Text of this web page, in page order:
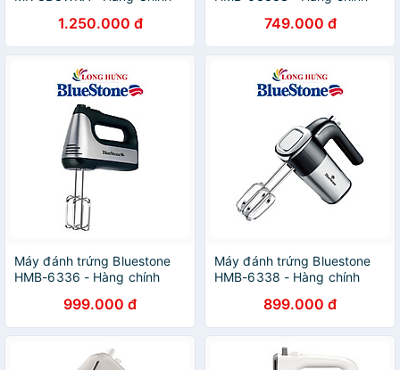
1.250.000 đ 749.000 đ
Máy đánh trứng Bluestone
HMB-6336 - Hàng chính
999.000 đ
Máy đánh trứng Bluestone
HMB-6338 - Hàng chính
899.000 đ